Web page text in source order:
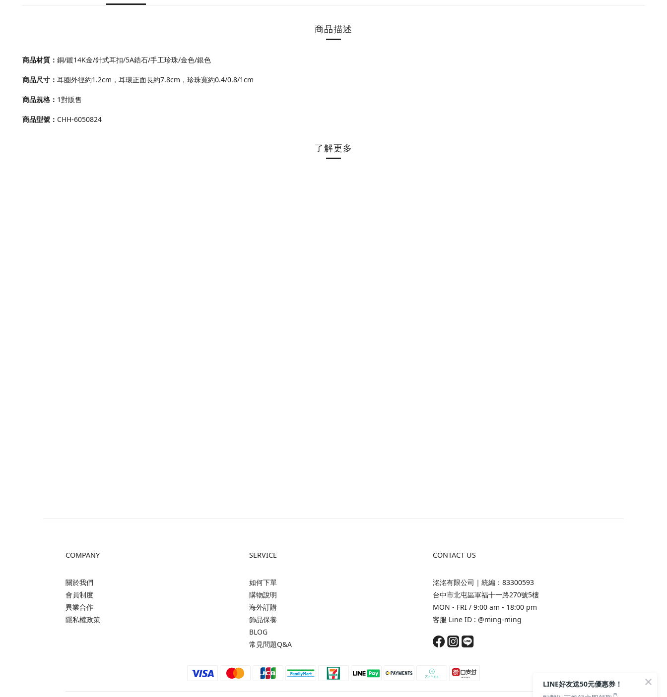
商品描述
商品材質 ： 銅/鍍14K金/針式耳扣/5A鋯石/手工珍珠/金色/銀色
商品尺寸 ： 耳圈外徑約1.2cm，耳環正面長約7.8cm， 珍珠寬約0.4/0.8/1cm
商品規格 ： 1對販售
商品型號 ： CHH-6050824
了解更多
COMPANY
關於我們
會員制度
異業合作
隱私權政策
SERVICE
如何下單
購物說明
海外訂購
飾品保養
BLOG
常見問題Q&A
CONTACT US
洺洺有限公司｜統編：83300593
台中市北屯區軍福十一路270號5樓
MON - FRI / 9:00 am - 18:00 pm
客服 Line ID : @ming-ming
LINE好友送50元優惠券！